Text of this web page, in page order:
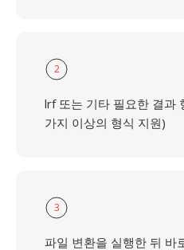
2
lrf 또는 기타 필요한 결과
가지 이상의 형식 지원)
3
파일 변환을 실행한 뒤 바